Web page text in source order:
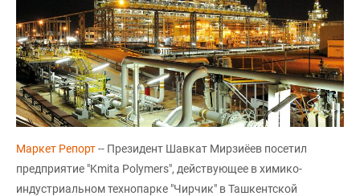
Маркет Репорт-- Президент Шавкат Мирзиёев посетил
предприятие "Kmita Polymers", действующее в химико-
индустриальном технопарке "Чирчик" в Ташкентской